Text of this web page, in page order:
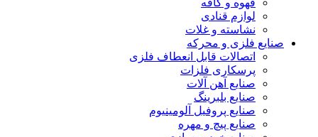
قهوه و کافه
لوازم قنادی
نشاسته و غلات
صنایع فلزی و محرکه
اتصالات قابل انعطاف فلزی
پرسکاری فلزات
صنایع آهن آلات
صنایع بلبرینگ
صنایع پروفیل آلومینیوم
صنایع پیچ و مهره